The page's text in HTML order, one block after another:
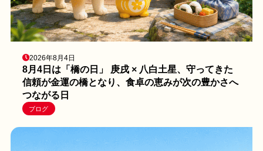
2026年8月4日
8月4日は「橋の日」 庚戌 × 八白土星、守ってきた
信頼が金運の橋となり、食卓の恵みが次の豊かさへ
つながる日
ブログ